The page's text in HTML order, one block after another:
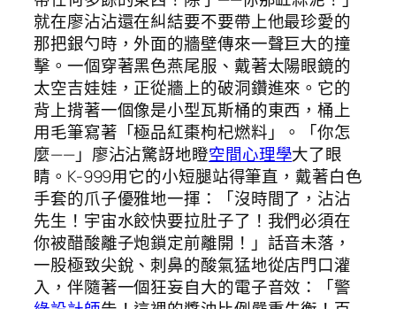
就在廖沾沾還在糾結要不要帶上他最珍愛的
那把銀勺時，外面的牆壁傳來一聲巨大的撞
擊。一個穿著黑色燕尾服、戴著太陽眼鏡的
太空吉娃娃，正從牆上的破洞鑽進來。它的
背上揹著一個像是小型瓦斯桶的東西，桶上
用毛筆寫著「極品紅棗枸杞燃料」。「你怎
麼——」廖沾沾驚訝地瞪空間心理學大了眼
睛。K-999用它的小短腿站得筆直，戴著白色
手套的爪子優雅地一揮：「沒時間了，沾沾
先生！宇宙水餃快要拉肚子了！我們必須在
你被醋酸離子炮鎖定前離開！」話音未落，
一股極致尖銳、刺鼻的酸氣猛地從店門口灌
入，伴隨著一個狂妄自大的電子音效：「警